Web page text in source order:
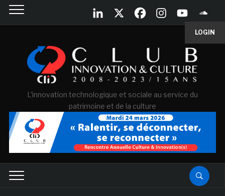
LOGIN
L'innovation technologique et sociale au service du
patrimoine et de la culture